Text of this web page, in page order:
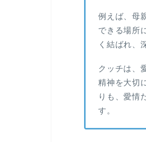
例えば、母
できる場所
く結ばれ、
クッチは、
精神を大切
りも、愛情
す。